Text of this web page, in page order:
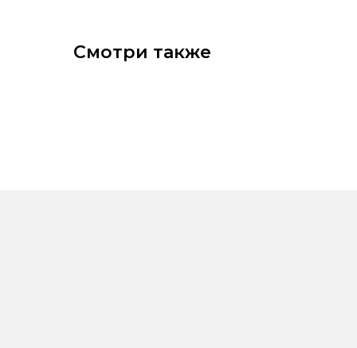
Смотри также